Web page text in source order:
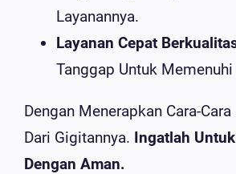
Layanannya.
Layanan Cepat
Tanggap Untuk
Dengan Menerapkan Cara-
Dari Gigitannya. Ingatlah
Dengan Aman.